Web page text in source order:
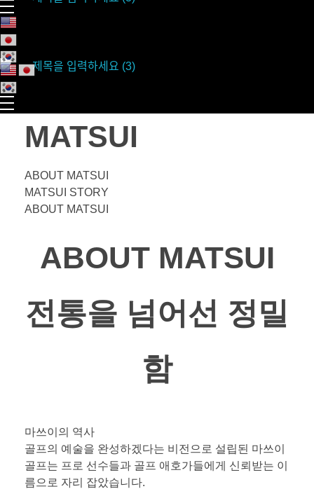
M
atsui Golf
M
atsui Golf
MATSUI
ABOUT MATSUI
MATSUI STORY
ABOUT MATSUI
ABOUT MATSUI
전통을 넘어선 정밀
함
마쓰이의 역사
골프의 예술을 완성하겠다는 비전으로 설립된 마쓰이
골프는 프로 선수들과 골프 애호가들에게 신뢰받는 이
름으로 자리 잡았습니다.